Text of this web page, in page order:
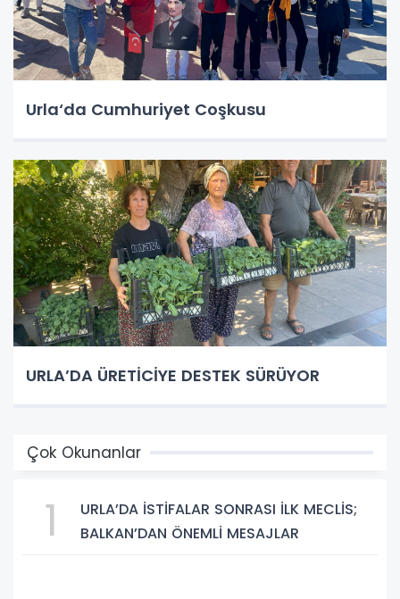
Urla‘da Cumhuriyet Coşkusu
URLA’DA ÜRETİCİYE DESTEK SÜRÜYOR
Çok Okunanlar
1
URLA’DA İSTİFALAR SONRASI İLK MECLİS;
BALKAN’DAN ÖNEMLİ MESAJLAR